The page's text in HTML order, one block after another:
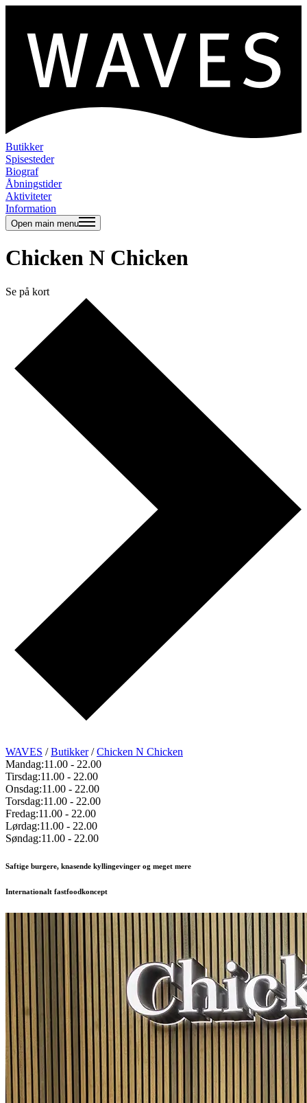
Butikker
Spisesteder
Biograf
Åbningstider
Aktiviteter
Information
Open main menu
Chicken N Chicken
Se på kort
WAVES /Butikker/Chicken N Chicken
Mandag:11.00 - 22.00
Tirsdag:11.00 - 22.00
Onsdag:11.00 - 22.00
Torsdag:11.00 - 22.00
Fredag:11.00 - 22.00
Lørdag:11.00 - 22.00
Søndag:11.00 - 22.00
Saftige burgere, knasende kyllingevinger og meget mere
Internationalt fastfoodkoncept